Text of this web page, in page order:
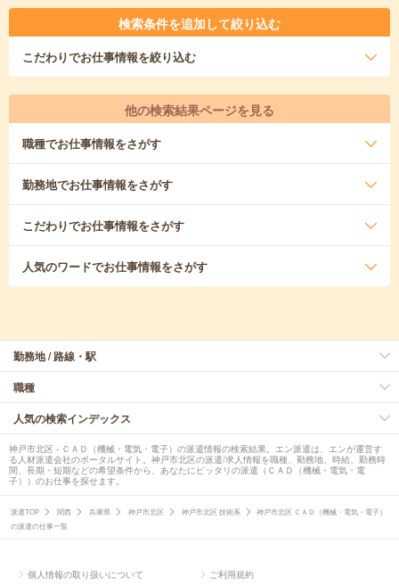
検索条件を追加して絞り込む
こだわりでお仕事情報を絞り込む
他の検索結果ページを見る
職種でお仕事情報をさがす
勤務地でお仕事情報をさがす
こだわりでお仕事情報をさがす
人気のワードでお仕事情報をさがす
勤務地 / 路線・駅
職種
人気の検索インデックス
神戸市北区 - ＣＡＤ（機械・電気・電子）の派遣情報の検索結果。エン派遣は、エンが運営す
る人材派遣会社のポータルサイト。神戸市北区の派遣/求人情報を職種、勤務地、時給、勤務時
間、長期・短期などの希望条件から、あなたにピッタリの派遣（ＣＡＤ（機械・電気・電
子））のお仕事を探せます。
派遣TOP 関西 兵庫県 神戸市北区 神戸市北区 技術系
神戸市北区 ＣＡＤ（機械・電気・電子）
の派遣の仕事一覧
個人情報の取り扱いについて ご利用規約